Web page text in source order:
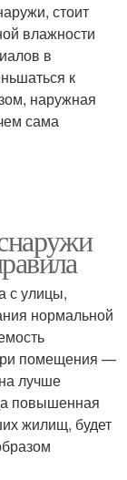
стоит
влажности
в
к
наружная
сама
с улицы,
нормальной
помещения —
лучше
повышенная
жилищ, будет